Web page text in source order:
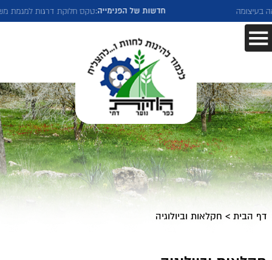
חדשות של הפנימייה:טקס חלוקת דרגות למגמת משטרה
דף הבית> חקלאות וביולוגיה